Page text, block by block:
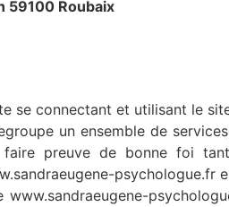
59100 Roubaix
se connectant et utilisant le
un ensemble de
preuve de bonne foi
psychologue.fr
www.sandraeugene-